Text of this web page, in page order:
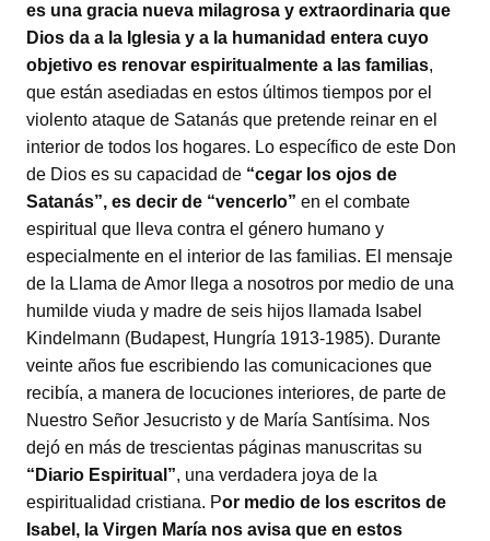
es una gracia nueva milagrosa y extraordinaria que
Dios da a la Iglesia y a la humanidad entera cuyo
objetivo es renovar espiritualmente a las familias,
que están asediadas en estos últimos tiempos por el
violento ataque de Satanás que pretende reinar en el
interior de todos los hogares. Lo específico de este Don
de Dios es su capacidad de “cegar los ojos de
Satanás”, es decir de “vencerlo” en el combate
espiritual que lleva contra el género humano y
especialmente en el interior de las familias. El mensaje
de la Llama de Amor llega a nosotros por medio de una
humilde viuda y madre de seis hijos llamada Isabel
Kindelmann (Budapest, Hungría 1913-1985). Durante
veinte años fue escribiendo las comunicaciones que
recibía, a manera de locuciones interiores, de parte de
Nuestro Señor Jesucristo y de María Santísima. Nos
dejó en más de trescientas páginas manuscritas su
“Diario Espiritual”, una verdadera joya de la
espiritualidad cristiana. Por medio de los escritos de
Isabel, la Virgen María nos avisa que en estos